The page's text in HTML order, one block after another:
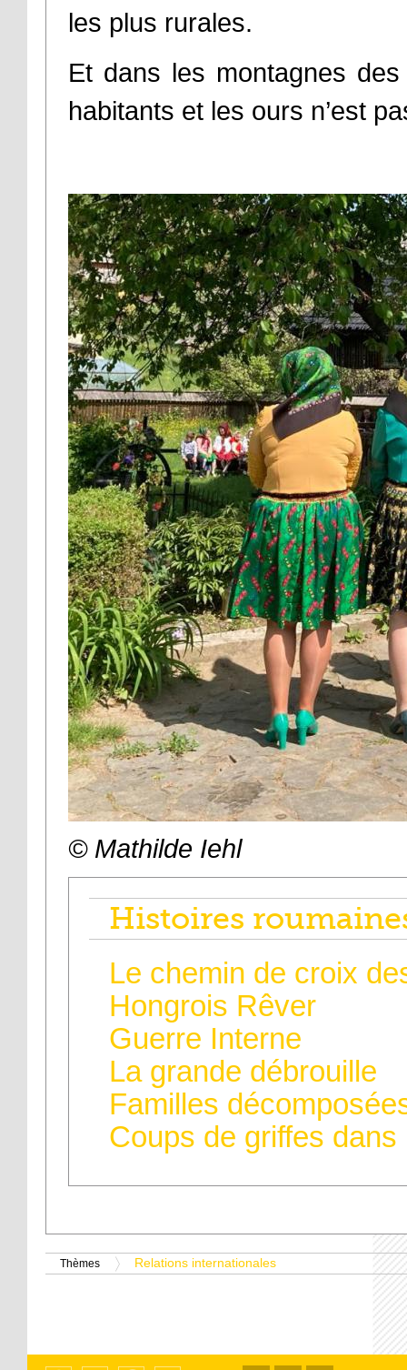
les plus rurales.
Et dans les montagnes
habitants et les ours n’est
© Mathilde Iehl
Histoires
Le chemin de croix
Hongrois Rêver
Guerre Interne
La grande débrouille
Familles
Coups de griffes
Thèmes Relations internationales